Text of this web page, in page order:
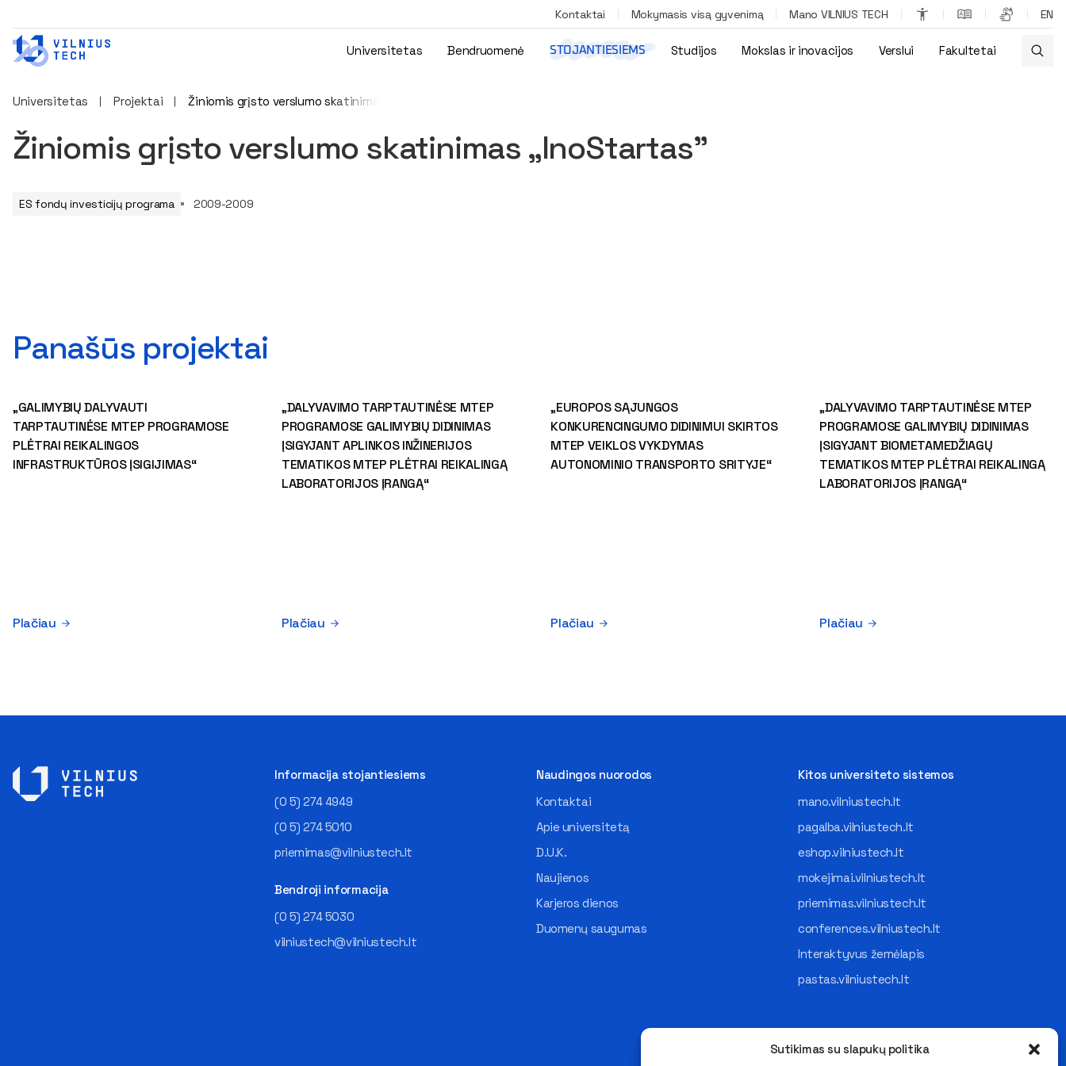
Sutikimas su slapukų politika
Kontaktai Mokymasis visą gyvenimą Mano VILNIUS TECH EN
Universitetas Bendruomenė STOJANTIESIEMS Studijos Mokslas ir inovacijos Verslui Fakultetai
Universitetas Projektai Žiniomis grįsto verslumo skatinimas „InoStartas”
Žiniomis grįsto verslumo skatinimas „InoStartas”
ES fondų investicijų programa 2009-2009
Panašūs projektai
„GALIMYBIŲ DALYVAUTI
TARPTAUTINĖSE MTEP PROGRAMOSE
PLĖTRAI REIKALINGOS
INFRASTRUKTŪROS ĮSIGIJIMAS“
Plačiau
„DALYVAVIMO TARPTAUTINĖSE MTEP
PROGRAMOSE GALIMYBIŲ DIDINIMAS
ĮSIGYJANT APLINKOS INŽINERIJOS
TEMATIKOS MTEP PLĖTRAI REIKALINGĄ
LABORATORIJOS ĮRANGĄ“
Plačiau
„EUROPOS SĄJUNGOS
KONKURENCINGUMO DIDINIMUI SKIRTOS
MTEP VEIKLOS VYKDYMAS
AUTONOMINIO TRANSPORTO SRITYJE“
Plačiau
„DALYVAVIMO TARPTAUTINĖSE MTEP
PROGRAMOSE GALIMYBIŲ DIDINIMAS
ĮSIGYJANT BIOMETAMEDŽIAGŲ
TEMATIKOS MTEP PLĖTRAI REIKALINGĄ
LABORATORIJOS ĮRANGĄ“
Plačiau
Informacija stojantiesiems
(0 5) 274 4949
(0 5) 274 5010
priemimas@vilniustech.lt
Bendroji informacija
(0 5) 274 5030
vilniustech@vilniustech.lt
Naudingos nuorodos
Kontaktai
Apie universitetą
D.U.K.
Naujienos
Karjeros dienos
Duomenų saugumas
Kitos universiteto sistemos
mano.vilniustech.lt
pagalba.vilniustech.lt
eshop.vilniustech.lt
mokejimai.vilniustech.lt
priemimas.vilniustech.lt
conferences.vilniustech.lt
Interaktyvus žemėlapis
pastas.vilniustech.lt